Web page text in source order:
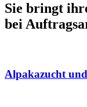
Sie bringt
bei
Alpakazucht